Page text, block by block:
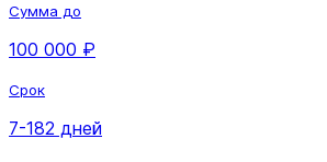
Сумма до
100 000 ₽
Срок
7-182 дней